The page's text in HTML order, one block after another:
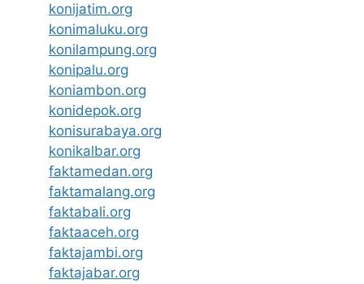
konijatim.org
konimaluku.org
konilampung.org
konipalu.org
koniambon.org
konidepok.org
konisurabaya.org
konikalbar.org
faktamedan.org
faktamalang.org
faktabali.org
faktaaceh.org
faktajambi.org
faktajabar.org